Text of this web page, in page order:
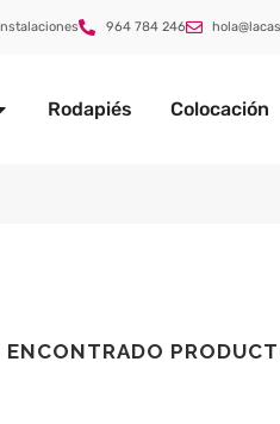
964 784 246
Rodapiés Colocación
ENCONTRADO